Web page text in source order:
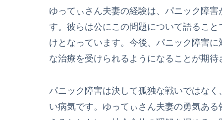
ゆってぃさん夫妻の経験は、パニック障
す。彼らは公にこの問題について語るこ
けとなっています。今後、パニック障害
な治療を受けられるようになることが期待
パニック障害は決して孤独な戦いではな
い病気です。ゆってぃさん夫妻の勇気あ